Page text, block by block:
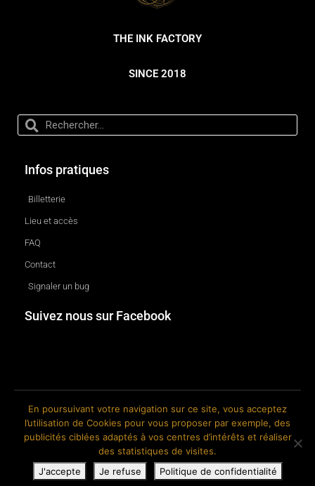
THE INK FACTORY
SINCE 2018
Infos pratiques
Billetterie
Lieu et accès
FAQ
Contact
Signaler un bug
Suivez nous sur Facebook
© 2018-2026 The Ink Factory. Site web réalisé par Roland CAUVIN.
En poursuivant votre navigation sur ce site, vous acceptez
l’utilisation de Cookies pour vous proposer par exemple, des
publicités ciblées adaptés à vos centres d’intérêts et réaliser
des statistiques de visites.
J'accepte
Je refuse Politique de confidentialité